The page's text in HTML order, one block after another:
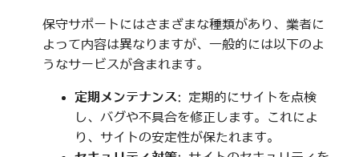
保守サポートにはさまざまな種類があり、業者に
よって内容は異なりますが、一般的には以下のよ
うなサービスが含まれます。
定期メンテナンス: 定期的にサイトを点検
し、バグや不具合を修正します。これによ
り、サイトの安定性が保たれます。